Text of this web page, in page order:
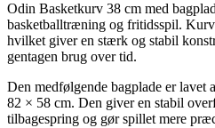
Odin Basketkurv 38 cm med
basketballtræning og fritidsspil.
hvilket giver en stærk og stabil
gentagen brug over tid.
Den medfølgende bagplade er lavet
82 × 58 cm. Den giver en stabil
tilbagespring og gør spillet mere